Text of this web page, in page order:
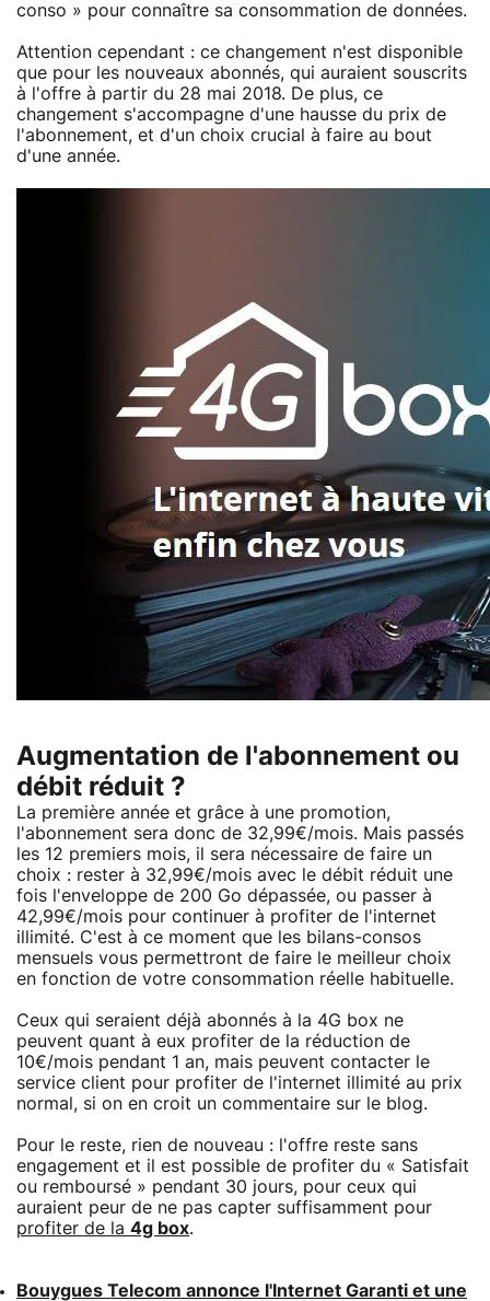
conso » pour connaître sa consommation de données.
Attention cependant : ce changement n'est disponible
que pour les nouveaux abonnés, qui auraient souscrits
à l'offre à partir du 28 mai 2018. De plus, ce
changement s'accompagne d'une hausse du prix de
l'abonnement, et d'un choix crucial à faire au bout
d'une année.
Augmentation de l'abonnement ou
débit réduit ?
La première année et grâce à une promotion,
l'abonnement sera donc de 32,99€/mois. Mais passés
les 12 premiers mois, il sera nécessaire de faire un
choix : rester à 32,99€/mois avec le débit réduit une
fois l'enveloppe de 200 Go dépassée, ou passer à
42,99€/mois pour continuer à profiter de l'internet
illimité. C'est à ce moment que les bilans-consos
mensuels vous permettront de faire le meilleur choix
en fonction de votre consommation réelle habituelle.
Ceux qui seraient déjà abonnés à la 4G box ne
peuvent quant à eux profiter de la réduction de
10€/mois pendant 1 an, mais peuvent contacter le
service client pour profiter de l'internet illimité au prix
normal, si on en croit un commentaire sur le blog.
Pour le reste, rien de nouveau : l'offre reste sans
engagement et il est possible de profiter du « Satisfait
ou remboursé » pendant 30 jours, pour ceux qui
auraient peur de ne pas capter suffisamment pour
profiter de la 4g box.
Bouygues Telecom annonce l'Internet Garanti et une